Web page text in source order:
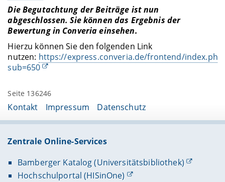
Die Begutachtung der Beiträge ist nun
abgeschlossen. Sie können das Ergebnis der
Bewertung in Converia einsehen.
Hierzu können Sie den folgenden Link
nutzen: https://express.converia.de/frontend/
sub=650
Seite 136246
Kontakt Impressum Datenschutz
Zentrale Online-Services
Bamberger Katalog (Universitätsbibliothek)
Hochschulportal (HISinOne)